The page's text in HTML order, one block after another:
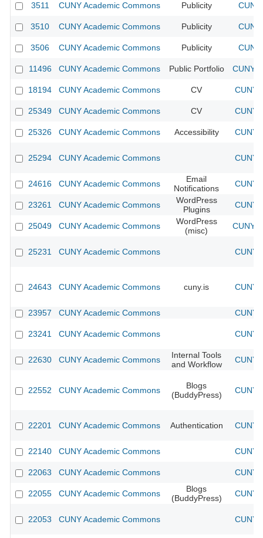
3511 CUNY Academic Commons Publicity
3510 CUNY Academic Commons Publicity
3506 CUNY Academic Commons Publicity
11496 CUNY Academic Commons Public Portfolio CUNY
18194 CUNY Academic Commons CV CUNY
25349 CUNY Academic Commons CV CUNY
25326 CUNY Academic Commons Accessibility CUNY
25294 CUNY Academic Commons CUNY
24616 CUNY Academic Commons
Email
Notifications
CUNY
23261 CUNY Academic Commons
WordPress
Plugins
CUNY
25049 CUNY Academic Commons
WordPress
(misc)
CUNY
25231 CUNY Academic Commons CUNY
24643 CUNY Academic Commons cuny.is CUNY
23957 CUNY Academic Commons CUNY
23241 CUNY Academic Commons CUNY
22630 CUNY Academic Commons
Internal Tools
and Workflow
CUNY
22552 CUNY Academic Commons
Blogs
(BuddyPress)
CUNY
22201 CUNY Academic Commons Authentication CUNY
22140 CUNY Academic Commons CUNY
22063 CUNY Academic Commons CUNY
22055 CUNY Academic Commons
Blogs
(BuddyPress)
CUNY
22053 CUNY Academic Commons CUNY